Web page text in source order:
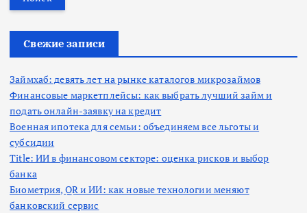
т
Свежие записи
Займхаб: девять лет на рынке каталогов микрозаймов
Финансовые маркетплейсы: как выбрать лучший займ и
подать онлайн-заявку на кредит
Военная ипотека для семьи: объединяем все льготы и
субсидии
Title: ИИ в финансовом секторе: оценка рисков и выбор
банка
Биометрия, QR и ИИ: как новые технологии меняют
банковский сервис